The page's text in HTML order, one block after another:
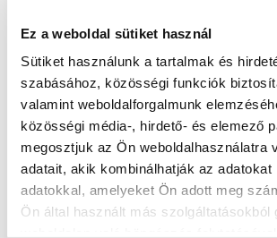
Ez a weboldal sütiket használ
Sütiket használunk a tartalmak és
szabásához, közösségi funkciók
valamint weboldalforgalmunk
közösségi média-, hirdető- és elemező
megosztjuk az Ön weboldalhasználatra
adatait, akik kombinálhatják az adatokat
adatokkal, amelyeket Ön adott meg
Ön által használt más szolgáltatásokból